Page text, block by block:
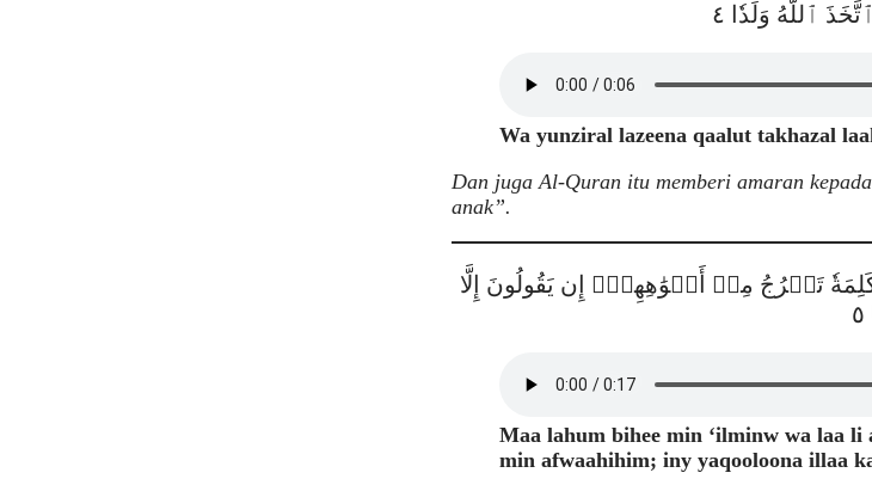
ٱللَّهُ وَلَدٗا ٤
Wa yunziral lazeena qaalut takhazal
Dan juga Al-Quran itu memberi amaran
anak”.
تَخۡرُجُ مِنۡ أَفۡوَٰهِهِمۡۚ إِن يَقُولُونَ إِلَّا
Maa lahum bihee min ‘ilminw wa laa
min afwaahihim; iny yaqooloona illaa